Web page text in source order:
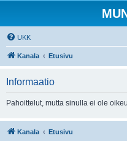
UKK
Kanala Etusivu
Informaatio
Pahoittelut, mutta sinulla ei ole
Kanala Etusivu